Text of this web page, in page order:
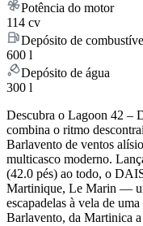
Potência do motor
114 cv
Depósito de
600 l
Depósito de água
300 l
Descubra o Lagoon 42 –
combina o ritmo
Barlavento de ventos
multicasco moderno.
(42.0 pés) ao todo, o
Martinique, Le Marin —
escapadelas à vela de
Barlavento, da Martinica